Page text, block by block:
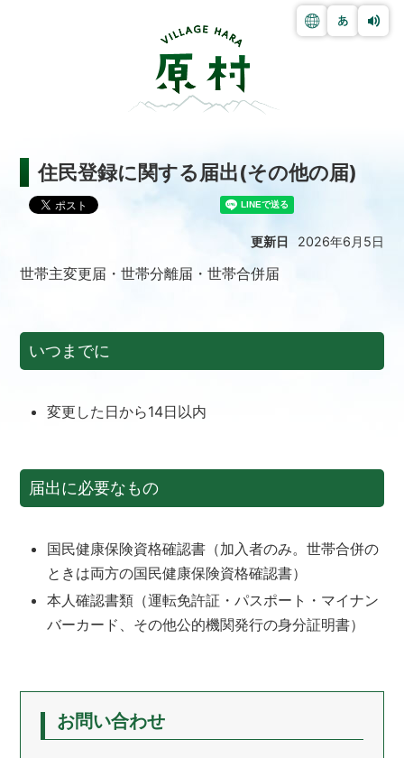
住民登録に関する届出(その他の届)
更新日 2026年6月5日
世帯主変更届・世帯分離届・世帯合併届
いつまでに
変更した日から14日以内
届出に必要なもの
国民健康保険資格確認書（加入者のみ。世帯合併の
ときは両方の国民健康保険資格確認書）
本人確認書類（運転免許証・パスポート・マイナン
バーカード、その他公的機関発行の身分証明書）
お問い合わせ